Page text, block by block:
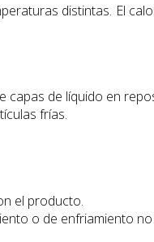
distintas. El
capas de líquido en
frías.
el producto.
o de enfriamiento